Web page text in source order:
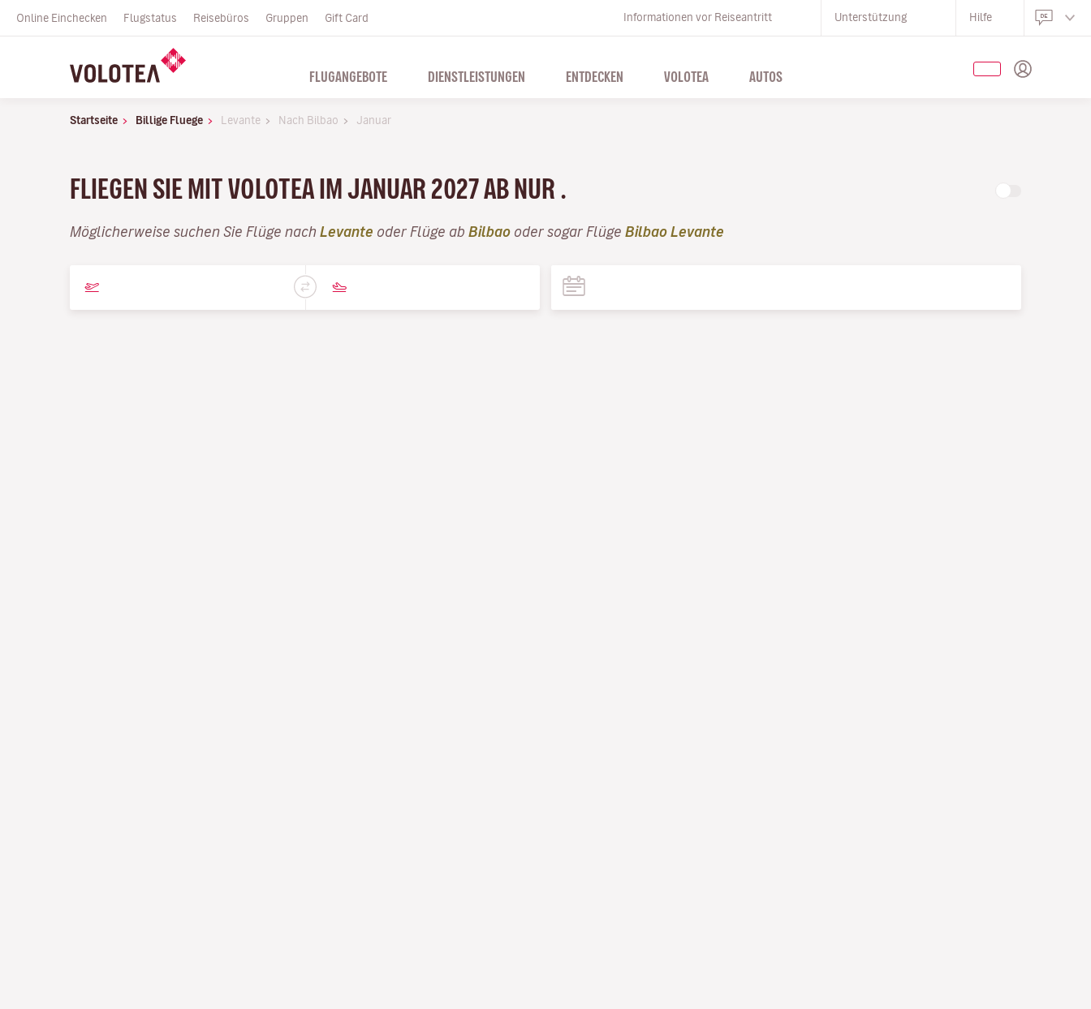
Online Einchecken Flugstatus Reisebüros Gruppen Gift Card Informationen vor Reiseantritt Unterstützung Hilfe
FLUGANGEBOTE DIENSTLEISTUNGEN ENTDECKEN VOLOTEA AUTOS
Startseite Billige Fluege Levante Nach Bilbao Januar
FLIEGEN SIE MIT VOLOTEA IM JANUAR 2027 AB NUR .
Möglicherweise suchen Sie Flüge nach Levante oder Flüge ab Bilbao oder sogar Flüge Bilbao Levante